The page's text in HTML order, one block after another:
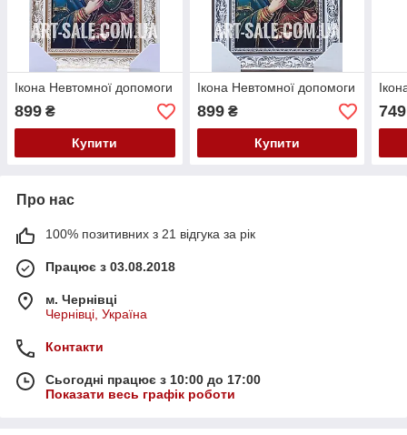
Ікона Невтомної допомоги
899 ₴
Купити
Ікона Невтомної допомоги
899₴
Купити
749
Про нас
100% позитивних з 21 відгука за рік
Працює з 03.08.2018
м. Чернівці
Чернівці, Україна
Контакти
Сьогодні працює з 10:00 до 17:00
Показати весь графік роботи